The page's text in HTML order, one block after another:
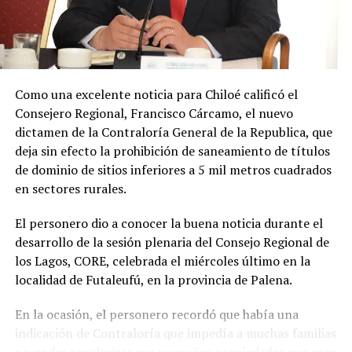
y hoy he podido concretar el principal enlace con el
Ministerio de Educación.»
Soto Díaz también destacó su continuo apoyo a la
comunidad:«En paralelo, he estado acompañando a
la comunidad en lo que fue su presentación al
concejo municipal, donde ya evaluamos aportar a
este sueño con la futura compra de un terreno que
permita el crecimiento de la escuela y así poder
albergar la enseñanza media que todos anhelamos.»
«Es un orgullo aportar al sueño educativo de esta
comunidad. Desde su equipo profesional han hecho
invaluables aportes a nuestra identidad. Son un
grupo fantástico, con grandes liderazgos que hoy son
nuestro país,»concluyó.
Como una excelente noticia para Chiloé calificó el
Consejero Regional, Francisco Cárcamo, el nuevo
dictamen de la Contraloría General de la Republica, que
deja sin efecto la prohibición de saneamiento de títulos
de dominio de sitios inferiores a 5 mil metros cuadrados
en sectores rurales.
El personero dio a conocer la buena noticia durante el
desarrollo de la sesión plenaria del Consejo Regional de
los Lagos, CORE, celebrada el miércoles último en la
localidad de Futaleufú, en la provincia de Palena.
En la ocasión, el personero recordó que había una
indicación de Contraloría que impedía a muchas familias